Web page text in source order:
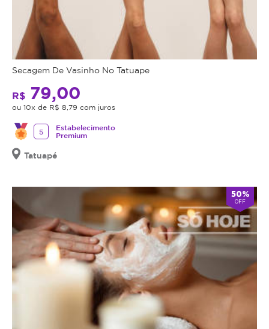
Secagem De Vasinho No Tatuape
R$ 79,00
ou 10x de R$ 8,79 com juros
5
Estabelecimento
Premium
Tatuapé
50%
OFF